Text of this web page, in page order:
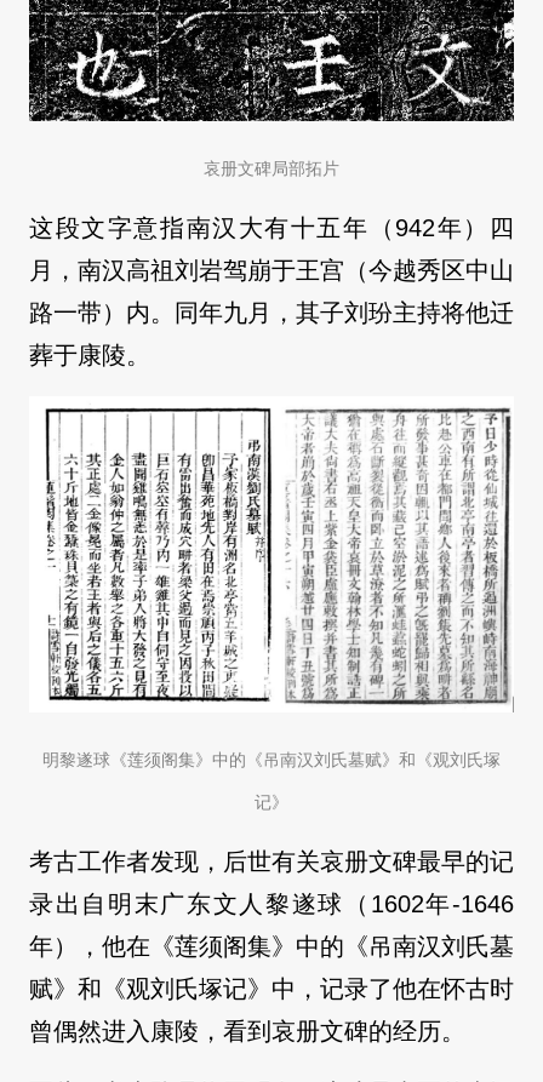
哀册文碑局部拓片
这段文字意指南汉大有十五年（942年）四
月，南汉高祖刘岩驾崩于王宫（今越秀区中山
路一带）内。同年九月，其子刘玢主持将他迁
葬于康陵。
明黎遂球《莲须阁集》中的《吊南汉刘氏墓赋》和《观刘氏塚
记》
考古工作者发现，后世有关哀册文碑最早的记
录出自明末广东文人黎遂球（1602年-1646
年），他在《莲须阁集》中的《吊南汉刘氏墓
赋》和《观刘氏塚记》中，记录了他在怀古时
曾偶然进入康陵，看到哀册文碑的经历。